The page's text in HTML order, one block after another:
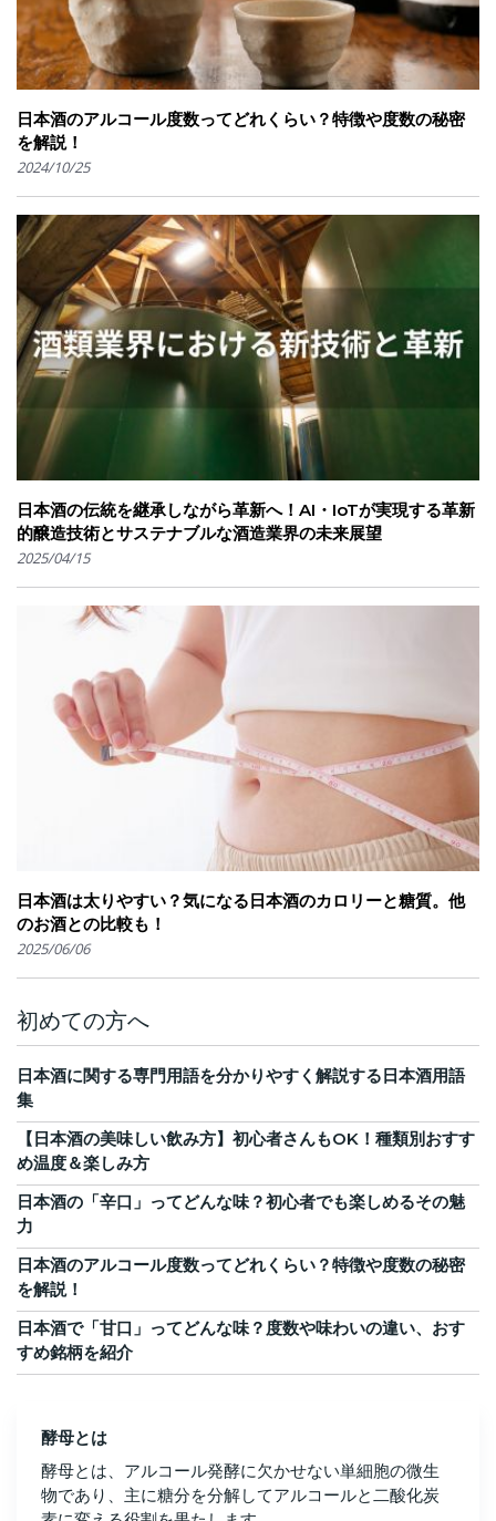
日本酒のアルコール度数ってどれくらい？特徴や度数の秘密
を解説！
2024/10/25
日本酒の伝統を継承しながら革新へ！AI・IoTが実現する革新
的醸造技術とサステナブルな酒造業界の未来展望
2025/04/15
日本酒は太りやすい？気になる日本酒のカロリーと糖質。他
のお酒との比較も！
2025/06/06
初めての方へ
日本酒に関する専門用語を分かりやすく解説する日本酒用語
集
【日本酒の美味しい飲み方】初心者さんもOK！種類別おすす
め温度＆楽しみ方
日本酒の「辛口」ってどんな味？初心者でも楽しめるその魅
力
日本酒のアルコール度数ってどれくらい？特徴や度数の秘密
を解説！
日本酒で「甘口」ってどんな味？度数や味わいの違い、おす
すめ銘柄を紹介
酵母とは
酵母とは、アルコール発酵に欠かせない単細胞の微生
物であり、主に糖分を分解してアルコールと二酸化炭